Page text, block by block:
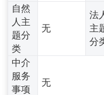
自然
人主
题分
类
无
法
主
分
中介
服务
事项
无